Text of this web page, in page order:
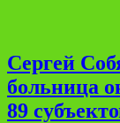
Сергей
больница
89